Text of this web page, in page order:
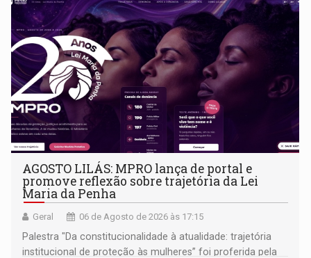
AGOSTO LILÁS: MPRO lança de portal e
promove reflexão sobre trajetória da Lei
Maria da Penha
Geral 06 de Agosto de 2026 às 17:15
Palestra "Da constitucionalidade à atualidade: trajetória
institucional de proteção às mulheres” foi proferida pela